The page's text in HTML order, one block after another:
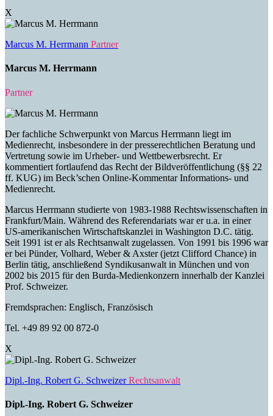
X
Marcus M. Herrmann Partner
Marcus M. Herrmann
Partner
Der fachliche Schwerpunkt von Marcus Herrmann liegt im
Medienrecht, insbesondere in der presserechtlichen Beratung und
Vertretung sowie im Urheber- und Wettbewerbsrecht. Er
kommentiert fortlaufend das Recht der Bildveröffentlichung (§§ 22
ff. KUG) im Beck’schen Online-Kommentar Informations- und
Medienrecht.
Marcus Herrmann studierte von 1983-1988 Rechtswissenschaften in
Frankfurt/Main. Während des Referendariats war er u.a. in einer
US-amerikanischen Wirtschaftskanzlei in Washington D.C. tätig.
Seit 1991 ist er als Rechtsanwalt zugelassen. Von 1991 bis 1996 war
er bei Pünder, Volhard, Weber & Axster (jetzt Clifford Chance) in
Berlin tätig, anschließend Syndikusanwalt in München und von
2002 bis 2015 für den Burda-Medienkonzern innerhalb der Kanzlei
Prof. Schweizer.
Fremdsprachen: Englisch, Französisch
Tel. +49 89 92 00 872-0
X
Dipl.-Ing. Robert G. Schweizer Rechtsanwalt
Dipl.-Ing. Robert G. Schweizer